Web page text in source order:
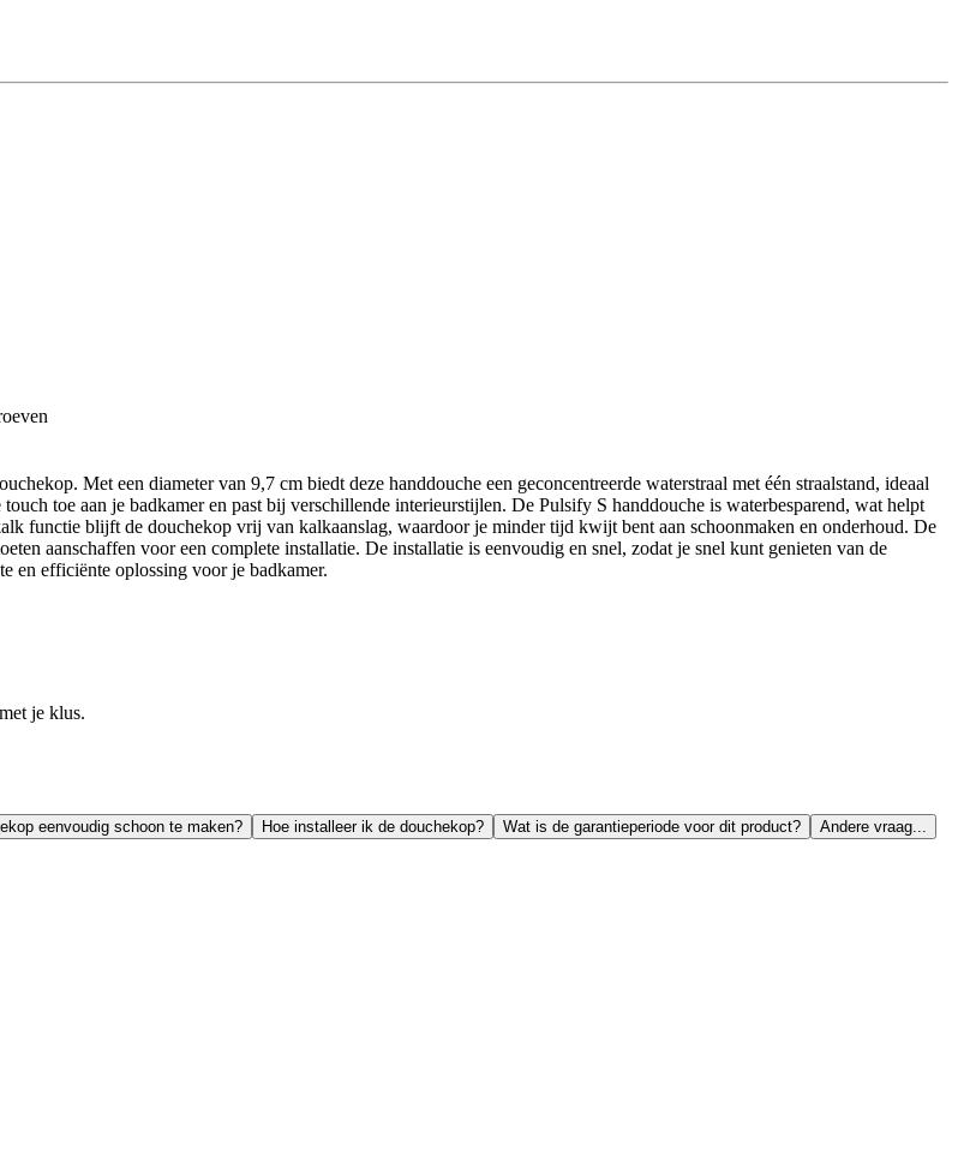
Met een diameter van 9,7 cm biedt deze handdouche een geconcentreerde waterstraal met één straalstand, ideaal
toe aan je badkamer en past bij verschillende interieurstijlen. De Pulsify S handdouche is waterbesparend, wat helpt
functie blijft de douchekop vrij van kalkaanslag, waardoor je minder tijd kwijt bent aan schoonmaken en onderhoud. De
aanschaffen voor een complete installatie. De installatie is eenvoudig en snel, zodat je snel kunt genieten van de
en efficiënte oplossing voor je badkamer.
je klus.
eenvoudig schoon te maken? Hoe installeer ik de douchekop? Wat is de garantieperiode voor dit product? Andere vraag...